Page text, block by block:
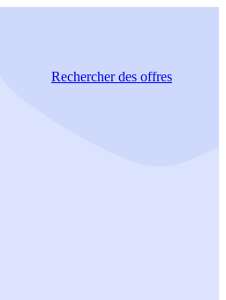
Rechercherdes offres